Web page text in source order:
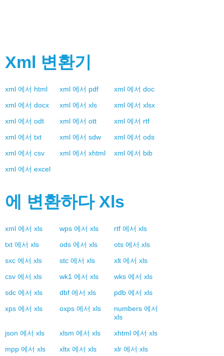
Xml 변환기
xml 에서 html xml 에서 pdf xml 에서 doc
xml 에서 docx xml 에서 xls xml 에서 xlsx
xml 에서 odt xml 에서 ott xml 에서 rtf
xml 에서 txt xml 에서 sdw xml 에서 ods
xml 에서 csv xml 에서 xhtml xml 에서 bib
xml 에서 excel
에 변환하다 Xls
xml 에서 xls wps 에서 xls rtf 에서 xls
txt 에서 xls ods 에서 xls ots 에서 xls
sxc 에서 xls stc 에서 xls xlt 에서 xls
csv 에서 xls wk1 에서 xls wks 에서 xls
sdc 에서 xls dbf 에서 xls pdb 에서 xls
xps 에서 xls oxps 에서 xls numbers 에서
xls
json 에서 xls xlsm 에서 xls xhtml 에서 xls
mpp 에서 xls xltx 에서 xls xlr 에서 xls